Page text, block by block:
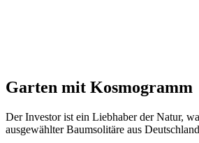
Garten mit Kosmogramm
Der Investor ist ein Liebhaber der Natur,
ausgewählter Baumsolitäre aus